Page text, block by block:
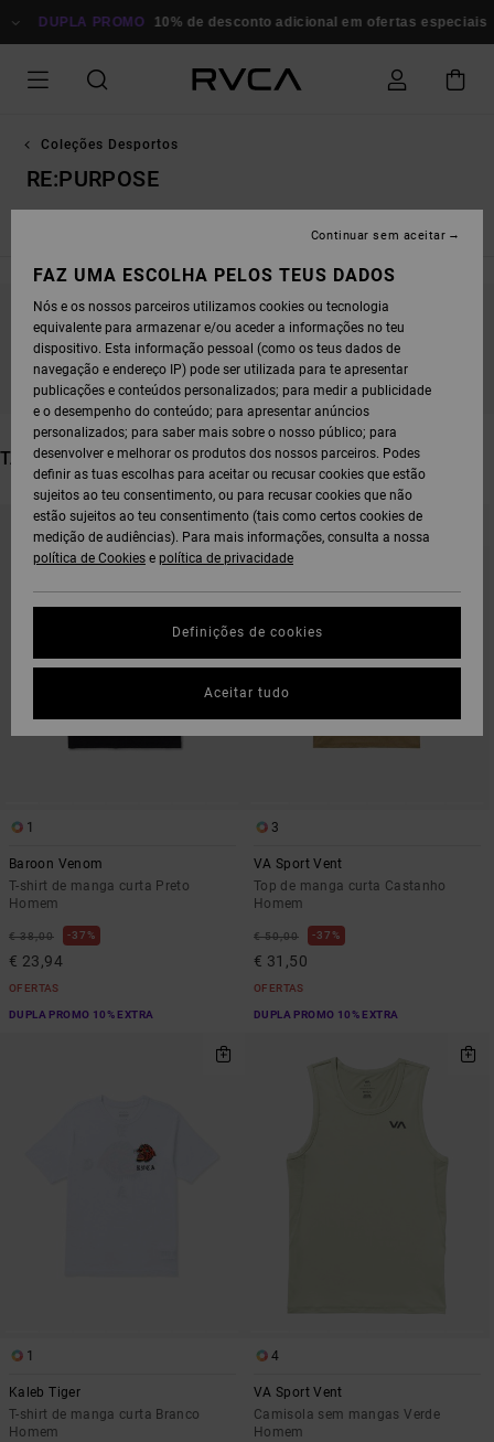
PARA
GRELHA
10% de desconto adicional em ofertas especiais Poupa Agora
Coleções Desportos
RE:PURPOSE
MMA & Combat Sports
FICA ATENTO/A, OS PRODUTOS VOLTAM EM
BREVE
TAMBÉM PODERÁS GOSTAR
AVANÇAR
PROCURAR
CRITÉRIOS
AVANÇAR
ORDENAR
1
Baroon Venom
T-shirt de manga curta Preto
Homem
€ 38,00 37%
€ 23,94
OFERTAS
DUPLA PROMO 10% EXTRA
3
VA Sport Vent
Top de manga curta Castanho
Homem
€ 50,00 37%
€ 31,50
OFERTAS
DUPLA PROMO 10% EXTRA
1
Kaleb Tiger
T-shirt de manga curta Branco
Homem
4
VA Sport Vent
Camisola sem mangas Verde
Homem
FAZ UMA ESCOLHA PELOS TEUS DADOS
Nós e os nossos parceiros utilizamos cookies ou tecnologia
equivalente para armazenar e/ou aceder a informações no teu
dispositivo. Esta informação pessoal (como os teus dados de
navegação e endereço IP) pode ser utilizada para te apresentar
publicações e conteúdos personalizados; para medir a publicidade
e o desempenho do conteúdo; para apresentar anúncios
personalizados; para saber mais sobre o nosso público; para
desenvolver e melhorar os produtos dos nossos parceiros. Podes
definir as tuas escolhas para aceitar ou recusar cookies que estão
sujeitos ao teu consentimento, ou para recusar cookies que não
estão sujeitos ao teu consentimento (tais como certos cookies de
medição de audiências). Para mais informações, consulta a nossa
política de Cookies e política de privacidade
Definições de cookies
Continuar sem aceitar
Aceitar tudo